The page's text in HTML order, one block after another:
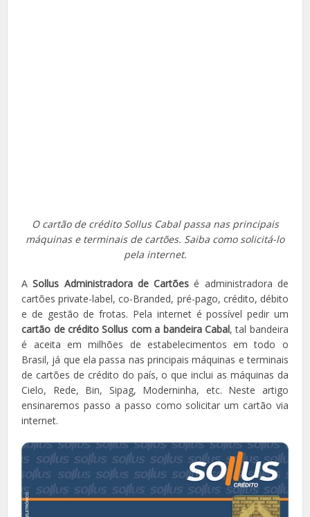
O cartão de crédito Sollus Cabal passa nas principais
máquinas e terminais de cartões. Saiba como solicitá-lo
pela internet.
ASollus Administradora de Cartões é administradora de
cartões private-label, co-Branded, pré-pago, crédito, débito
e de gestão de frotas. Pela internet é possível pedir um
cartão de crédito Sollus com a bandeira Cabal, tal bandeira
é aceita em milhões de estabelecimentos em todo o
Brasil, já que ela passa nas principais máquinas e terminais
de cartões de crédito do país, o que inclui as máquinas da
Cielo, Rede, Bin, Sipag, Moderninha, etc. Neste artigo
ensinaremos passo a passo como solicitar um cartão via
internet.